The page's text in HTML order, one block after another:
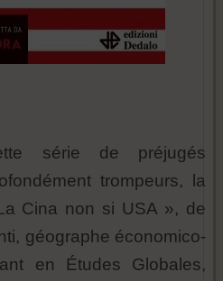
série de préjugés
trompeurs, la
Cina non si USA », de
géographe économico-
en Études Globales,